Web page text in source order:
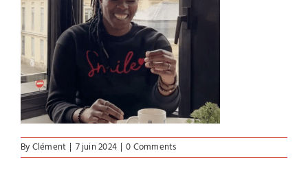
ByClément | 7 juin 2024 | 0 Comments